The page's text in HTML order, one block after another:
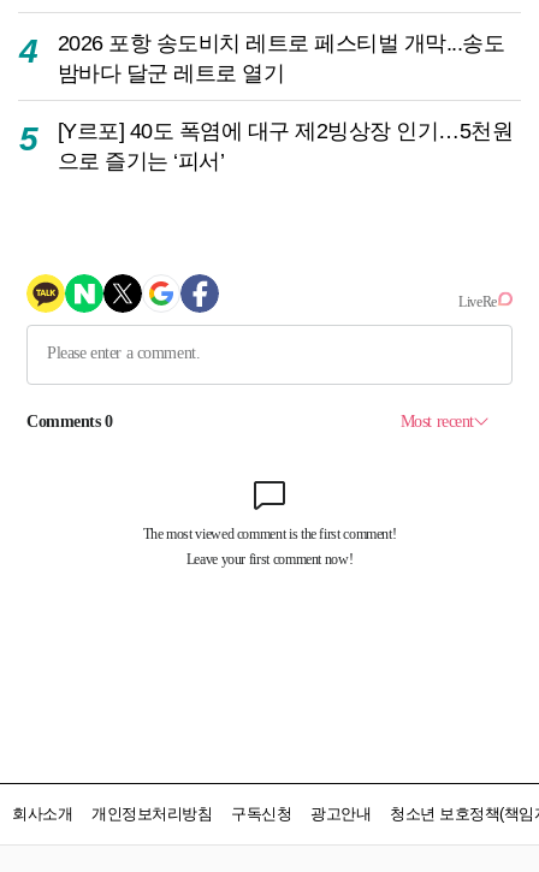
4
2026 포항 송도비치 레트로 페스티벌 개막...송도
밤바다 달군 레트로 열기
5
[Y르포] 40도 폭염에 대구 제2빙상장 인기…5천원
으로 즐기는 ‘피서’
회사소개 개인정보처리방침 구독신청 광고안내 청소년 보호정책(책임